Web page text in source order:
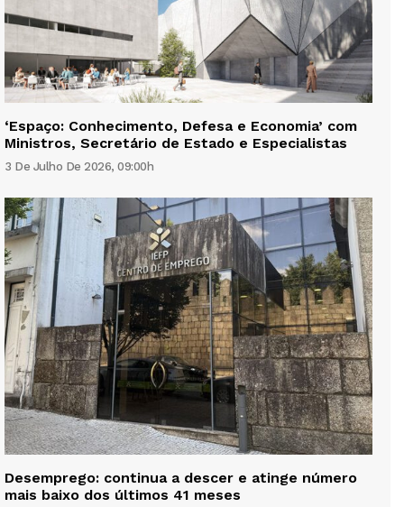
‘Espaço: Conhecimento, Defesa e Economia’ com
Ministros, Secretário de Estado e Especialistas
3 De Julho De 2026, 09:00h
Desemprego: continua a descer e atinge número
mais baixo dos últimos 41 meses